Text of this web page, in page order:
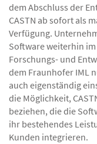
dem Abschluss der
CASTN ab sofort als
Verfügung.
Software weiterhin im
Forschungs- und
dem Fraunhofer IML
auch eigenständig
die Möglichkeit,
beziehen, die die
ihr bestehendes
Kunden integrieren.